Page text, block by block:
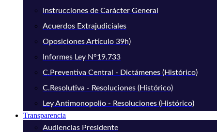
Instrucciones de Carácter General
Acuerdos Extrajudiciales
Oposiciones Artículo 39h)
Informes Ley N°19.733
C.Preventiva Central - Dictámenes (Histórico)
C.Resolutiva - Resoluciones (Histórico)
Ley Antimonopolio - Resoluciones (Histórico)
Transparencia
Audiencias Presidente